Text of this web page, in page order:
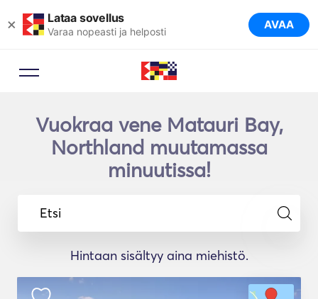
× Lataa sovellus
Varaa nopeasti ja helposti AVAA
Vuokraa vene Matauri Bay,
Northland muutamassa
minuutissa!
Etsi
Hintaan sisältyy aina miehistö.